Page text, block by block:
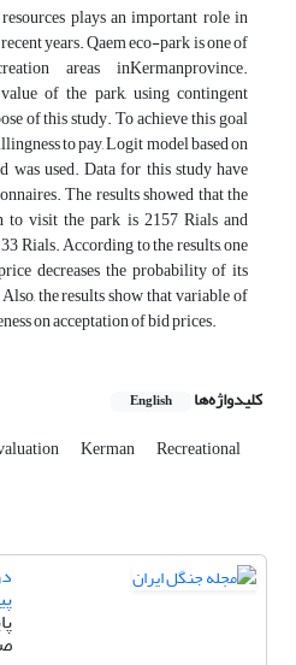
plays an important role in
years. Qaem eco-park is one of
areas inKermanprovince.
of the park, using contingent
of this study. To achieve this goal
to pay, Logit model based on
used. Data for this study have
The results showed that the
visit the park is 2157 Rials and
Rials. According to the results, one
decreases the probability of its
the results show that variable of
on acceptation of bid prices.
کلیدواژه‌ها English
Kerman Recreational